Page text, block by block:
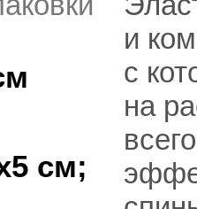
см;
и
с
на